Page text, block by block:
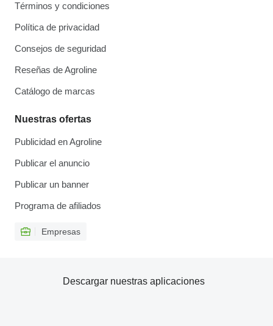
Términos y condiciones
Política de privacidad
Consejos de seguridad
Reseñas de Agroline
Catálogo de marcas
Nuestras ofertas
Publicidad en Agroline
Publicar el anuncio
Publicar un banner
Programa de afiliados
Empresas
Descargar nuestras aplicaciones